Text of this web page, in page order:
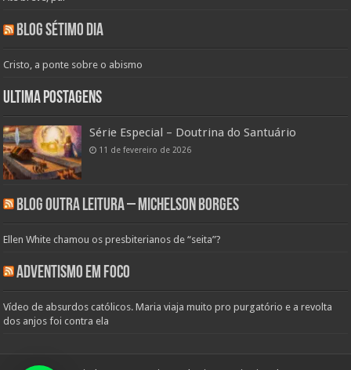
Blog Sétimo Dia
Cristo, a ponte sobre o abismo
Ultima Postagens
Série Especial – Doutrina do Santuário
11 de fevereiro de 2026
Blog Outra Leitura – Michelson Borges
Ellen White chamou os presbiterianos de “seita”?
Adventismo em Foco
Vídeo de absurdos católicos. Maria viaja muito pro purgatório e a revolta
dos anjos foi contra ela